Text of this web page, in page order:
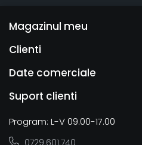
Magazinul meu
Clienti
Date comerciale
Suport clienti
Program: L-V 09.00-17.00